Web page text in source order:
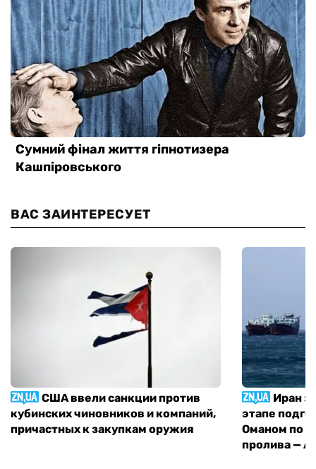
ВАС ЗАИНТЕРЕСУЕТ
США ввели санкции против
Иран
этапе